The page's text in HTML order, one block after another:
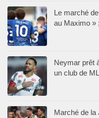
Le marché
au Maximo » ;
Neymar prêt
un club de
Marché de la